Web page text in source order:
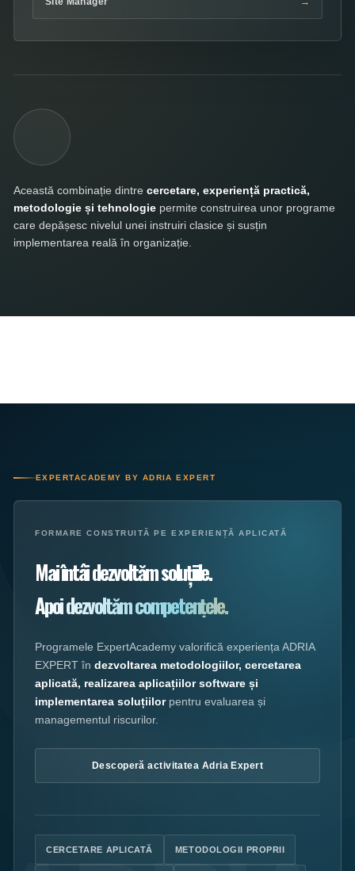
Această combinație dintre cercetare, experiență practică,
metodologie și tehnologie permite construirea unor programe
care depășesc nivelul unei instruiri clasice și susțin
implementarea reală în organizație.
EXPERTACADEMY BY ADRIA EXPERT
FORMARE CONSTRUITĂ PE EXPERIENȚĂ APLICATĂ
Mai întâi dezvoltăm soluțiile.
Apoi dezvoltăm competențele.
Programele ExpertAcademy valorifică experiența ADRIA
EXPERT în dezvoltarea metodologiilor, cercetarea
aplicată, realizarea aplicațiilor software și
implementarea soluțiilor pentru evaluarea și
managementul riscurilor.
Descoperă activitatea Adria Expert
CERCETARE APLICATĂ METODOLOGII PROPRII